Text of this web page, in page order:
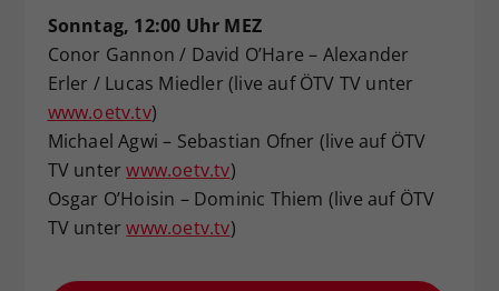
Sonntag, 12:00 Uhr MEZ
Conor Gannon / David O’Hare – Alexander
Erler / Lucas Miedler (live auf ÖTV TV unter
www.oetv.tv)
Michael Agwi – Sebastian Ofner (live auf ÖTV
TV unterwww.oetv.tv)
Osgar O’Hoisin – Dominic Thiem (live auf ÖTV
TV unterwww.oetv.tv)